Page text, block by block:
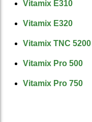
Vitamix E310
Vitamix E320
Vitamix TNC
Vitamix Pro 500
Vitamix Pro 750